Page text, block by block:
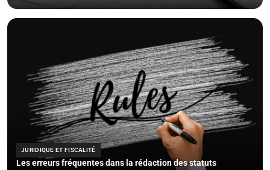
JURIDIQUE ET FISCALITÉ
Les erreurs fréquentes dans la rédaction des statuts